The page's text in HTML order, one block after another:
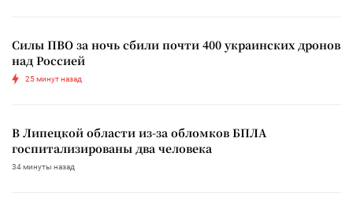
Силы ПВО за ночь сбили почти 400 украинских дронов
над Россией
25 минут назад
В Липецкой области из-за обломков БПЛА
госпитализированы два человека
34 минуты назад